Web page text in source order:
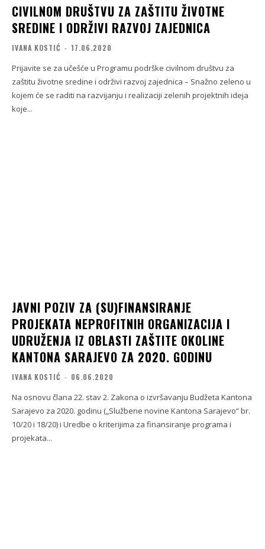
CIVILNOM DRUŠTVU ZA ZAŠTITU ŽIVOTNE
SREDINE I ODRŽIVI RAZVOJ ZAJEDNICA
IVANA KOSTIĆ - 17.06.2020
Prijavite se za učešće u Programu podrške civilnom društvu za
zaštitu životne sredine i održivi razvoj zajednica – Snažno zeleno u
kojem će se raditi na razvijanju i realizaciji zelenih projektnih ideja
koje...
JAVNI POZIV ZA (SU)FINANSIRANJE
PROJEKATA NEPROFITNIH ORGANIZACIJA I
UDRUŽENJA IZ OBLASTI ZAŠTITE OKOLINE
KANTONA SARAJEVO ZA 2020. GODINU
IVANA KOSTIĆ - 06.06.2020
Na osnovu člana 22. stav 2. Zakona o izvršavanju Budžeta Kantona
Sarajevo za 2020. godinu („Službene novine Kantona Sarajevo“ br.
10/20 i 18/20) i Uredbe o kriterijima za finansiranje programa i
projekata...